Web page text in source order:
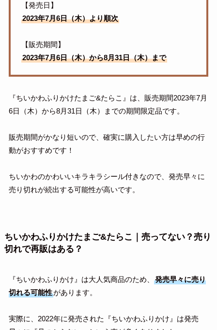
【発売日】
2023年7月6日（木）より順次
【販売期間】
2023年7月6日（木）から8月31日（木）まで
『ちいかわふりかけたまご&たらこ』は、販売期間2023年7月
6日（木）から8月31日（木）までの期間限定品です。
販売期間がかなり短いので、確実に購入したい方は早めの行
動がおすすめです！
ちいかわのかわいいキラキラシール付きなので、発売早々に
売り切れが続出する可能性が高いです。
ちいかわふりかけたまご&たらこ｜売ってない？売り
切れで再販はある？
『ちいかわふりかけ』は大人気商品のため、
発売早々に売り
切れる可能性があります。
実際に、2022年に発売された『ちいかわふりかけ』は発売